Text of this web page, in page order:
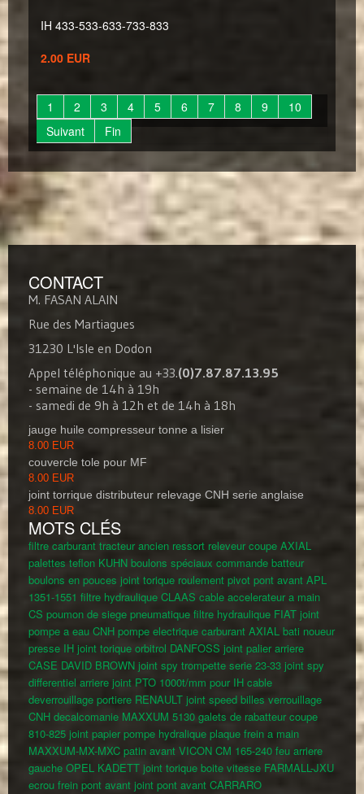
IH 433-533-633-733-833
2.00 EUR
1 2 3 4 5 6 7 8 9
10
Suivant
Fin
CONTACT
M. FASAN ALAIN
Rue des Martiagues
31230 L'Isle en Dodon
Appel téléphonique au +33.(0)7.87.87.13.95
- semaine de 14h à 19h
- samedi de 9h à 12h et de 14h à 18h
jauge huile compresseur tonne a lisier
8.00 EUR
couvercle tole pour MF
8.00 EUR
joint torrique distributeur relevage CNH serie anglaise
8.00 EUR
MOTS CLÉS
filtre carburant tracteur ancien ressort releveur coupe AXIAL
palettes teflon KUHN boulons spéciaux commande batteur
boulons en pouces joint torique roulement pivot pont avant APL
1351-1551 filtre hydraulique CLAAS cable accelerateur a main
CS poumon de siege pneumatique filtre hydraulique FIAT joint
pompe a eau CNH pompe electrique carburant AXIAL bati noueur
presse IH joint torique orbitrol DANFOSS joint palier arriere
CASE DAVID BROWN joint spy trompette serie 23-33 joint spy
differentiel arriere joint PTO 1000t/mm pour IH cable
deverrouillage portiere RENAULT joint speed billes verrouillage
CNH decalcomanie MAXXUM 5130 galets de rabatteur coupe
810-825 joint papier pompe hydralique plaque frein a main
MAXXUM-MX-MXC patin avant VICON CM 165-240 feu arriere
gauche OPEL KADETT joint torique boite vitesse FARMALL-JXU
ecrou frein pont avant joint pont avant CARRARO